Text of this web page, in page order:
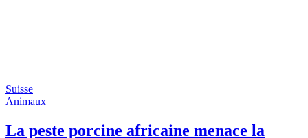
Suisse
Animaux
La peste porcine africaine menace la